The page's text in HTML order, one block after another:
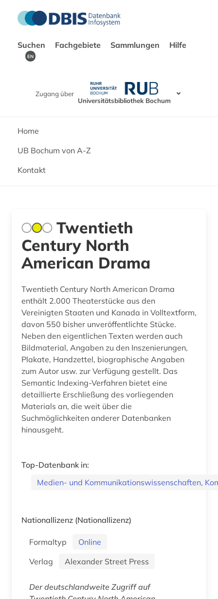
Suchen Fachgebiete Sammlungen Hilfe
EN
Zugang über
Universitätsbibliothek Bochum
Home
UB Bochum von A-Z
Kontakt
Twentieth
Century North
American Drama
Twentieth Century North American Drama
enthält 2.000 Theaterstücke aus den
Vereinigten Staaten und Kanada in Volltextform,
davon 550 bisher unveröffentlichte Stücke.
Neben den eigentlichen Texten werden auch
Bildmaterial, Angaben zu den Inszenierungen,
Plakate, Handzettel, biographische Angaben
zum Autor usw. zur Verfügung gestellt. Das
Semantic Indexing-Verfahren bietet eine
detaillierte Erschließung des vorliegenden
Materials an, die weit über die
Suchmöglichkeiten anderer Datenbanken
hinausgeht.
Top-Datenbank in:
Medien- und Kommunikationswissenschaften,
Nationallizenz (Nationallizenz)
Formaltyp
Online
Verlag
Alexander Street Press
Der deutschlandweite Zugriff auf